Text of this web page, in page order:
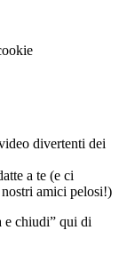
divertenti dei
a te (e ci
amici pelosi!)
e chiudi” qui di